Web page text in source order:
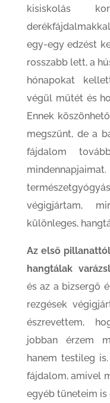
kisiskolás
egy-egy edzést
rosszabb lett, a
hónapokat
végül műtét és
Ennek
megszűnt, de a
fájdalom
végigjártam,
különleges,
Az első
hangtálak
és az a bizsergő
rezgések
észrevettem,
jobban érzem
hanem testileg
fájdalom, amivel
egyéb tüneteim